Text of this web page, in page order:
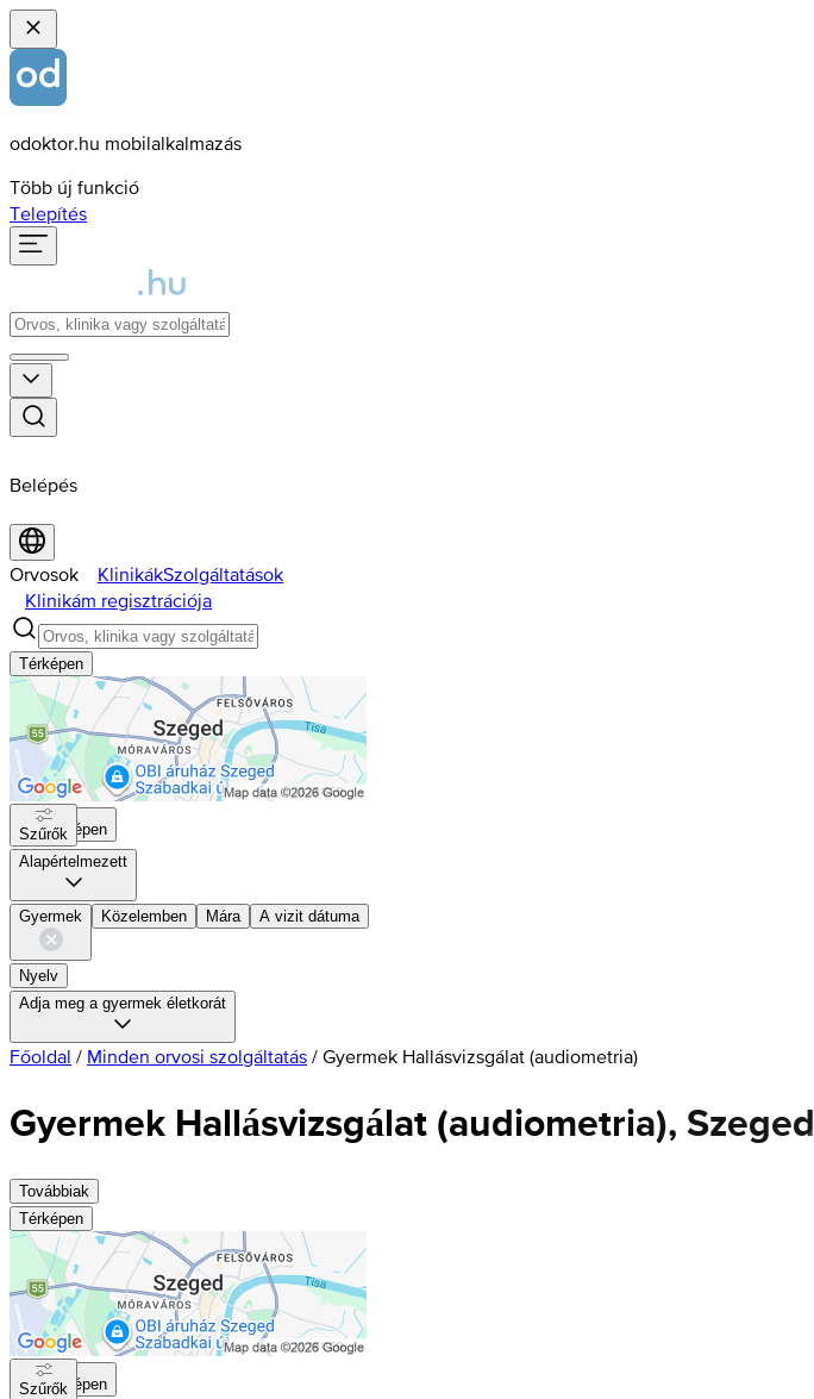
odoktor.hu mobilalkalmazás
Több új funkció
Telepítés
Belépés
Orvosok KlinikákSzolgáltatások
Klinikám regisztrációja
Térképen
Térképen
Szűrők
Alapértelmezett
Gyermek Közelemben Mára A vizit dátuma
Nyelv
Adja meg a gyermek életkorát
Főoldal / Minden orvosi szolgáltatás / Gyermek Hallásvizsgálat (audiometria)
Gyermek Hallásvizsgálat (audiometria), Szeged
Továbbiak
Térképen
Térképen
Szűrők